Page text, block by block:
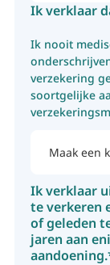
Ik verklaar
Ik nooit
verzekering
soortgelijke
Ik verklaar
te verkeren
of geleden
jaren aan